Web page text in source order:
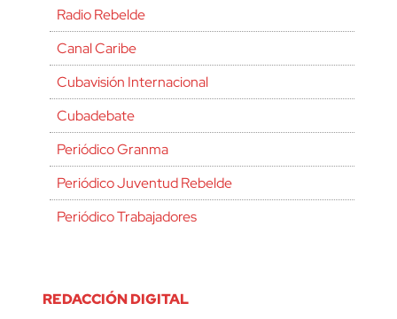
Radio Rebelde
Canal Caribe
Cubavisión Internacional
Cubadebate
Periódico Granma
Periódico Juventud Rebelde
Periódico Trabajadores
REDACCIÓN DIGITAL